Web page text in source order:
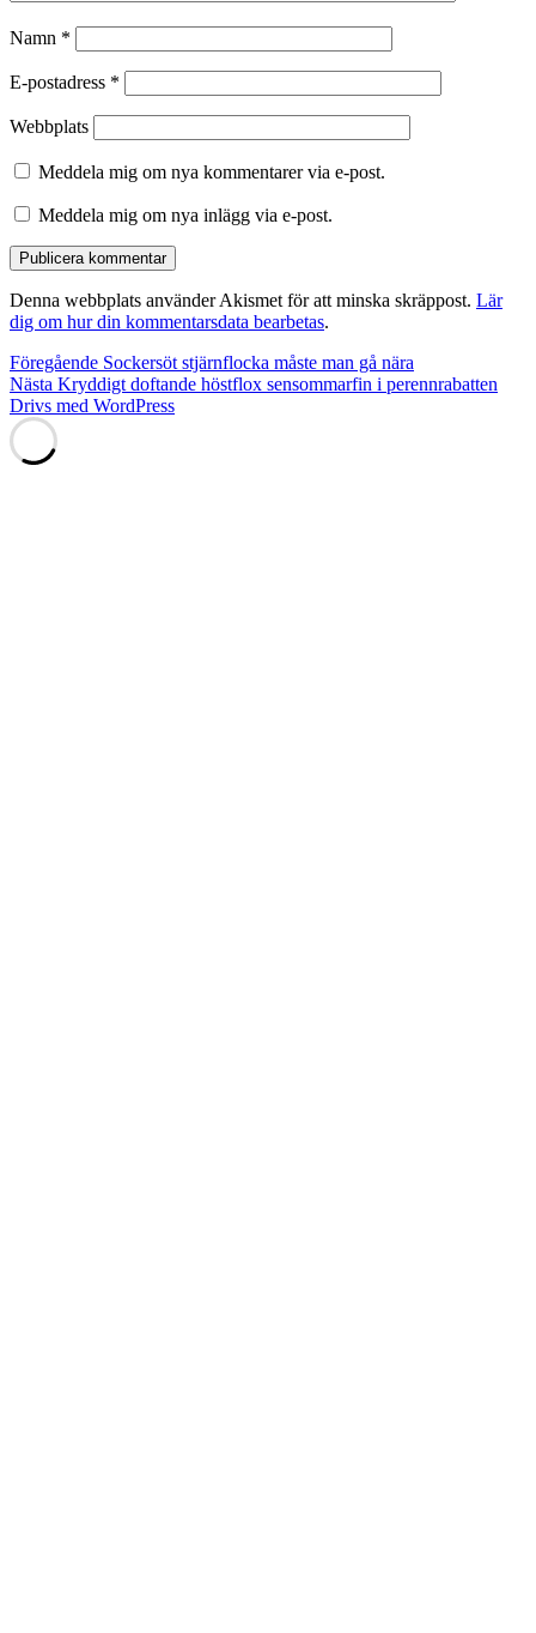
Namn *
E-postadress *
Webbplats
Meddela mig om nya kommentarer via e-post.
Meddela mig om nya inlägg via e-post.
Denna webbplats använder Akismet för att minska skräppost. Lär
dig om hur din kommentarsdata bearbetas.
Inläggsnavigering
Föregående Föregående
inlägg:
Sockersöt stjärnflocka måste man gå nära
Nästa Nästa
inlägg:
Kryddigt doftande höstflox sensommarfin i perennrabatten
Drivs med WordPress